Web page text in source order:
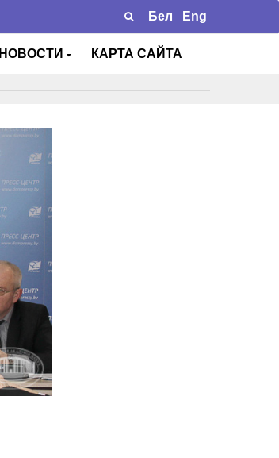
Бел Eng
НОВОСТИ КАРТА САЙТА